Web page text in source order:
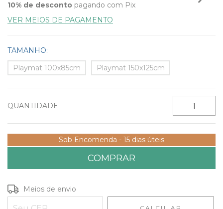
10% de desconto pagando com Pix
VER MEIOS DE PAGAMENTO
TAMANHO:
Playmat 100x85cm
Playmat 150x125cm
QUANTIDADE
Sob Encomenda - 15 dias úteis
Entregas para o CEP:
Meios de envio